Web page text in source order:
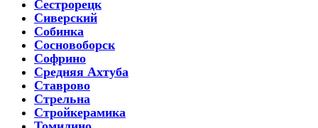
Сестрорецк
Сиверский
Собинка
Сосновоборск
Софрино
Средняя Ахтуба
Ставрово
Стрельна
Стройкерамика